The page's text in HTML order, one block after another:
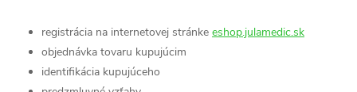
registrácia na internetovej stránke eshop.julamedic.sk
objednávka tovaru kupujúcim
identifikácia kupujúceho